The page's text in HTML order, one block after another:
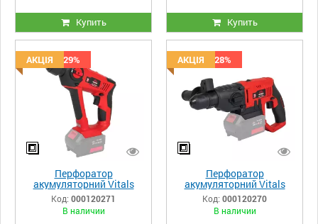
Купить Купить
Скидка -29%
АКЦІЯ
Перфоратор
акумуляторний Vitals
Master ARa 1018-2P
SmartLine
Код: 000120271
В наличии
Скидка -28%
АКЦІЯ
Перфоратор
акумуляторний Vitals
Master ARa 1618-2P
SmartLine
Код: 000120270
В наличии